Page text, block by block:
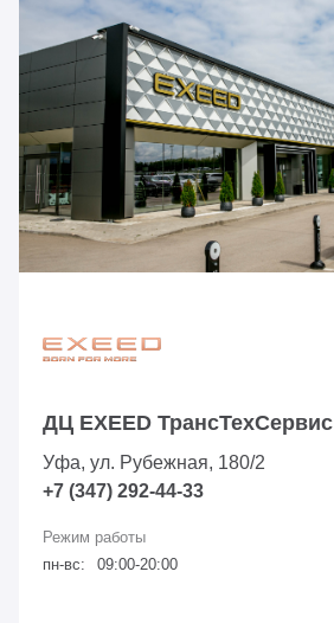
ДЦ EXEED ТрансТехСервис
Уфа, ул. Рубежная, 180/2
+7 (347) 292-44-33
пн-вс: 09:00-20:00